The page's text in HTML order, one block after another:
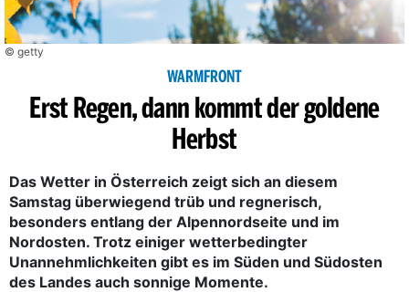
© getty
WARMFRONT
Erst Regen, dann kommt der goldene
Herbst
Das Wetter in Österreich zeigt sich an diesem
Samstag überwiegend trüb und regnerisch,
besonders entlang der Alpennordseite und im
Nordosten. Trotz einiger wetterbedingter
Unannehmlichkeiten gibt es im Süden und Südosten
des Landes auch sonnige Momente.